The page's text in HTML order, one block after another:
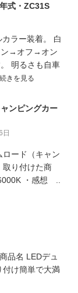
式・ZC31S
ラー装着。 白
ン→オフ→オン
明るさも自車
続きを見る
ンピングカー
ード（キャン
取り付けた商
・感想 ..
品名 LEDデュ
付け簡単で大満